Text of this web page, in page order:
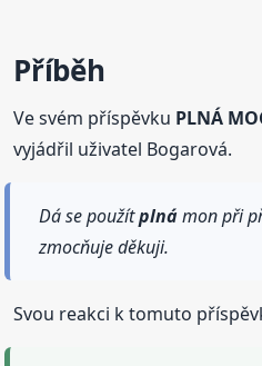
Příběh
Ve svém příspěvku PLNÁ
vyjádřil uživatel Bogarová.
Dá se použítplnámon při
zmocňuje děkuji.
Svou reakci k tomuto